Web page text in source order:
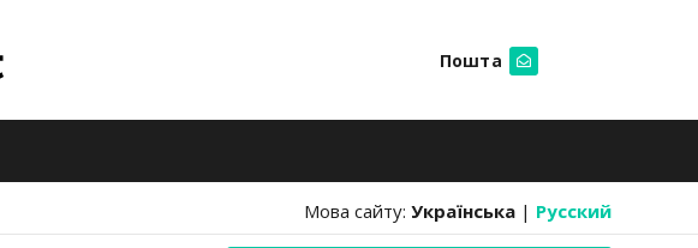
Пошта
Мова сайту: Українська | Русский